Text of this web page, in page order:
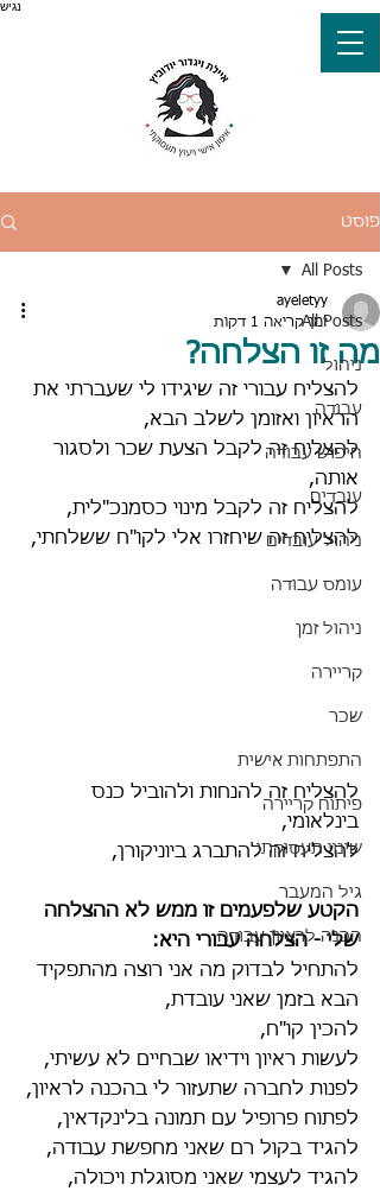
נגיש
פוסט
All Posts
ניהול
עבודה
חיפוש עבודה
עובדים
ניהול עובדים
עומס עבודה
ניהול זמן
קריירה
שכר
התפתחות אישית
פיתוח קריירה
שינוי תעסוקתי
גיל המעבר
הכנה לראיון עבודה
All Posts
מה זו הצלחה?
ayeletyy
זמן קריאה 1 דקות
להצליח עבורי זה שיגידו לי שעברתי את
הראיון ואזומן לשלב הבא,
להצליח זה לקבל הצעת שכר ולסגור
אותה,
להצליח זה לקבל מינוי כסמנכ"לית,
להצליח זה שיחזרו אלי לקו"ח ששלחתי,
להצליח זה להנחות ולהוביל כנס
בינלאומי,
להצליח זה להתברג ביוניקורן,
הקטע שלפעמים זו ממש לא ההצלחה
שלי - הצלחה עבורי היא:
להתחיל לבדוק מה אני רוצה מהתפקיד
הבא בזמן שאני עובדת,
להכין קו"ח,
לעשות ראיון וידיאו שבחיים לא עשיתי,
לפנות לחברה שתעזור לי בהכנה לראיון,
לפתוח פרופיל עם תמונה בלינקדאין,
להגיד בקול רם שאני מחפשת עבודה,
להגיד לעצמי שאני מסוגלת ויכולה,